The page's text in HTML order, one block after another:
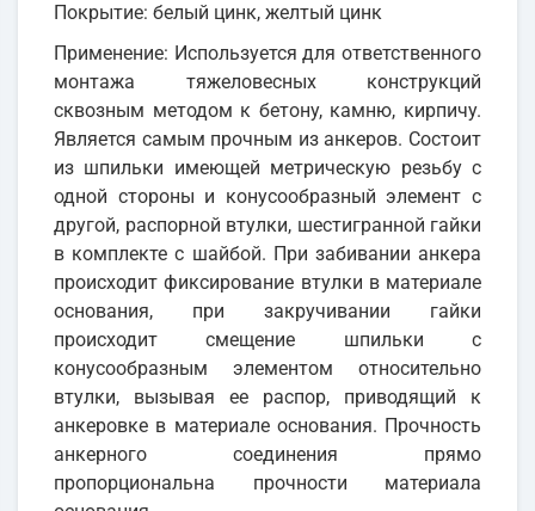
Покрытие: белый цинк, желтый цинк
Применение: Используется для ответственного
монтажа тяжеловесных конструкций
сквозным методом к бетону, камню, кирпичу.
Является самым прочным из анкеров. Состоит
из шпильки имеющей метрическую резьбу с
одной стороны и конусообразный элемент с
другой, распорной втулки, шестигранной гайки
в комплекте с шайбой. При забивании анкера
происходит фиксирование втулки в материале
основания, при закручивании гайки
происходит смещение шпильки с
конусообразным элементом относительно
втулки, вызывая ее распор, приводящий к
анкеровке в материале основания. Прочность
анкерного соединения прямо
пропорциональна прочности материала